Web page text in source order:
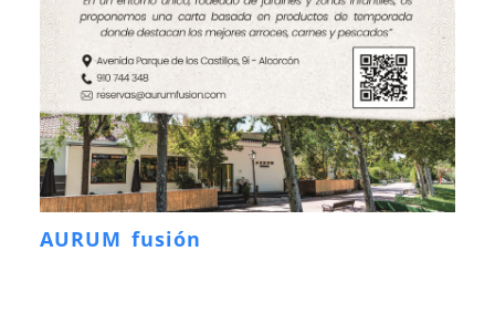
AURUM fusión